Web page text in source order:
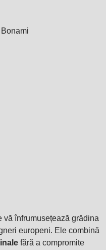
vă înfrumusețează grădina
europeni. Ele combină
fără a compromite